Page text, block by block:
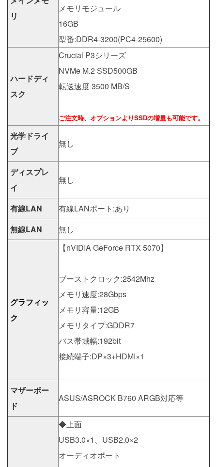
リ
メモリモジュール
16GB
型番:DDR4-3200(PC4-25600)
ハードディ
スク
Crucial P3シリーズ
NVMe M.2 SSD500GB
転送速度 3500 MB/S
ご注文時、オプションよりSSDの増量も可能です。
光学ドライ
ブ
無し
ディスプレ
イ
無し
有線LAN
有線LANポート:あり
無線LAN
無し
グラフィッ
ク
【nVIDIA GeForce RTX 5070】
ブーストクロック:2542Mhz
メモリ速度:28Gbps
メモリ容量:12GB
メモリタイプ:GDDR7
バス帯域幅:192bit
接続端子:DP×3+HDMI×1
マザーボー
ド
ASUS/ASROCK B760 ARGB対応等
◆上面
USB3.0×1、USB2.0×2
オーディオポート